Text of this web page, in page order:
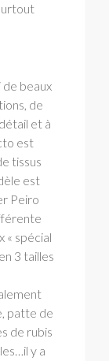
de beaux
de
et à
est
tissus
est
Peiro
« spécial
3 tailles
patte de
de rubis
y a